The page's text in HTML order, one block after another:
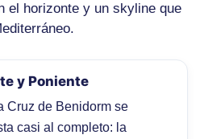
el horizonte y un skyline que
y Poniente
Cruz de Benidorm se
casi al completo: la